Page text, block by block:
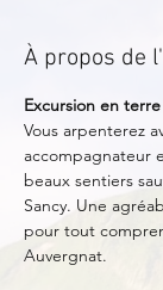
À propos de
Excursion en
Vous arpenterez
accompagnateur
beaux sentiers
Sancy. Une
pour tout
Auvergnat.